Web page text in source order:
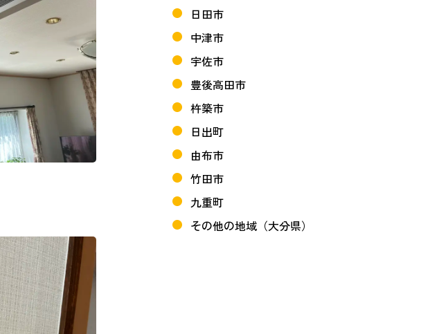
日田市
中津市
宇佐市
豊後高田市
杵築市
日出町
由布市
竹田市
九重町
その他の地域（大分県）